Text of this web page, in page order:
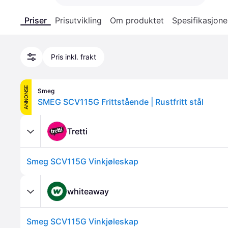
Priser Prisutvikling Om produktet
Pris inkl. frakt
ANNONSE Smeg
SMEG SCV115G Frittstående | Rustfritt stål
Tretti
Smeg SCV115G Vinkjøleskap
whiteaway
Smeg SCV115G Vinkjøleskap